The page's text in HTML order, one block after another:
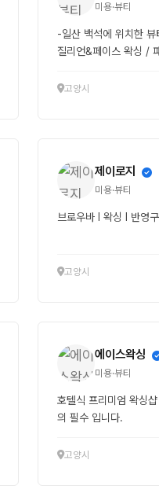
미용·뷰티
-일산 백석에 위치한
질리언&페이스 왁싱 /
고양시
제이로지
미용·뷰티
브로우바 I 왁싱 I 반영
고양시
에이스왁싱
미용·뷰티
호텔식 프리미엄 왁싱
의 필수 입니다.
고양시